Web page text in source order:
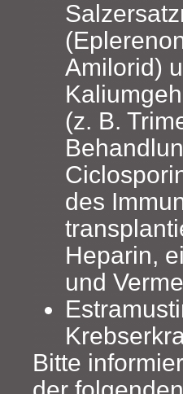
Amilorid)
(z. B.
des
Heparin,
und
Bitte